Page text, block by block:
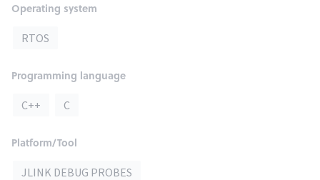
Operating system
RTOS
Programming language
C++ C
Platform/Tool
JLINK DEBUG PROBES